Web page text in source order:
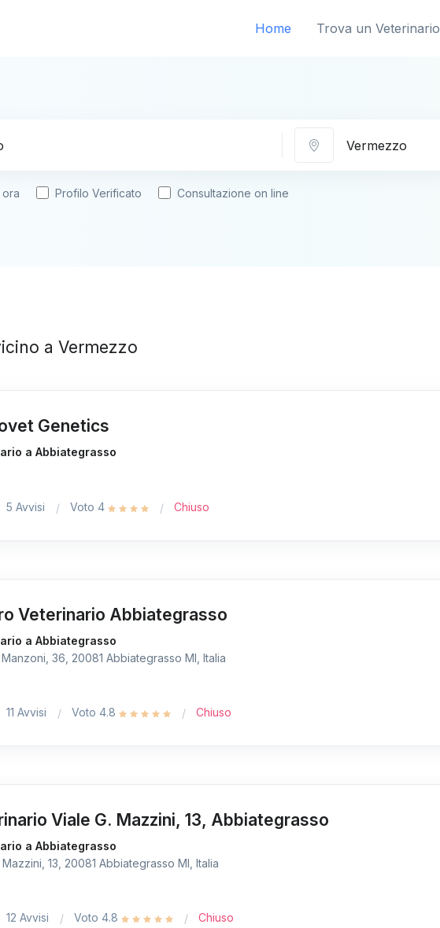
Home Trova un Veterinario
Profilo Verificato Consultazione on line
a Vermezzo
Genetics
a Abbiategrasso
5 Avvisi Voto 4 Chiuso
Veterinario Abbiategrasso
a Abbiategrasso
36, 20081 Abbiategrasso MI, Italia
11 Avvisi Voto 4.8 Chiuso
Viale G. Mazzini, 13, Abbiategrasso
a Abbiategrasso
Mazzini, 13, 20081 Abbiategrasso MI, Italia
12 Avvisi Voto 4.8 Chiuso